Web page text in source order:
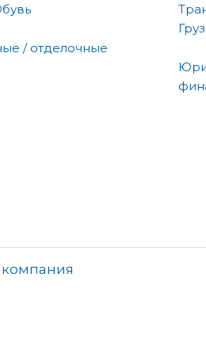
/ отделочные